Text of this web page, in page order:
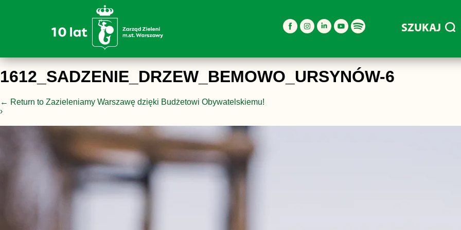
SZUKAJ
1612_SADZENIE_DRZEW_BEMOWO_URSYNÓW-6
← Return to Zazieleniamy Warszawę dzięki Budżetowi Obywatelskiemu!
›